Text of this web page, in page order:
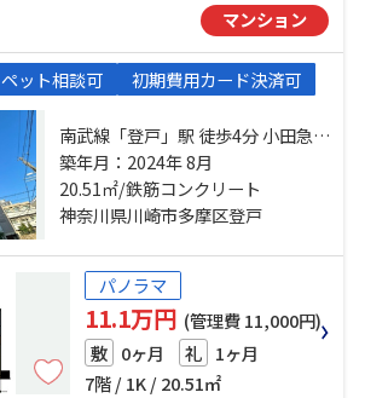
マンション
ペット相談可 初期費用カード決済可
南武線「登戸」駅 徒歩4分 小田急小
田原線「向ヶ丘遊園」駅 徒歩6分 南
武線「宿河原」駅 徒歩17分
築年月：2024年 8月
20.51㎡/鉄筋コンクリート
神奈川県川崎市多摩区登戸
パノラマ
11.1万円 (管理費 11,000円)
敷 0ヶ月 礼 1ヶ月
7階 / 1K / 20.51㎡